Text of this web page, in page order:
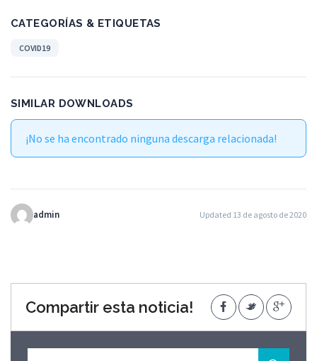
CATEGORÍAS & ETIQUETAS
COVID19
SIMILAR DOWNLOADS
¡No se ha encontrado ninguna descarga relacionada!
admin Updated 13 de agosto de 2020
Compartir esta noticia!